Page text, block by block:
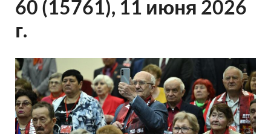
60 (15761), 11 июня 2026
г.